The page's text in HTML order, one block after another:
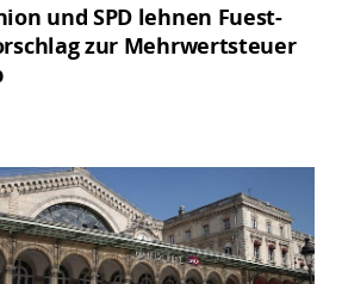
und SPD lehnen Fuest-
zur Mehrwertsteuer